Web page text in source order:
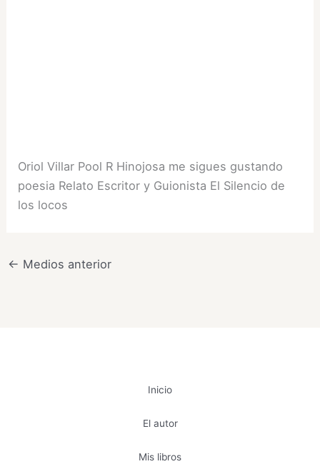
Oriol Villar Pool R Hinojosa me sigues gustando
poesia Relato Escritor y Guionista El Silencio de
los locos
← Medios anterior
Inicio
El autor
Mis libros